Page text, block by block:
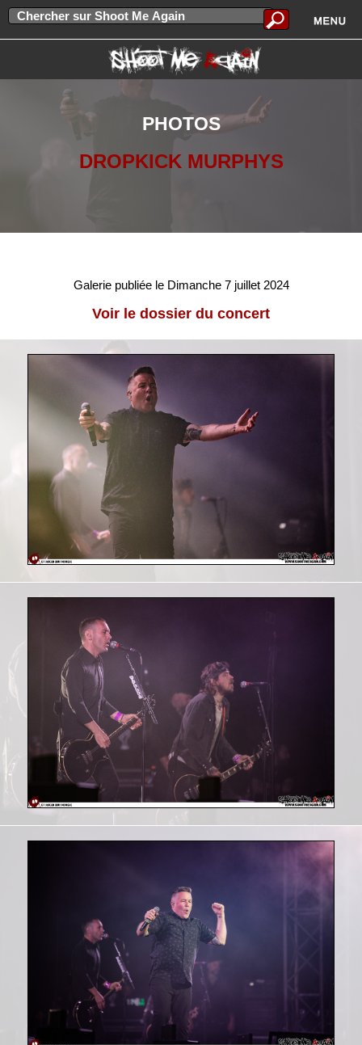
PHOTOS
DROPKICK MURPHYS
Galerie publiée le Dimanche 7 juillet 2024
Voir le dossier du concert